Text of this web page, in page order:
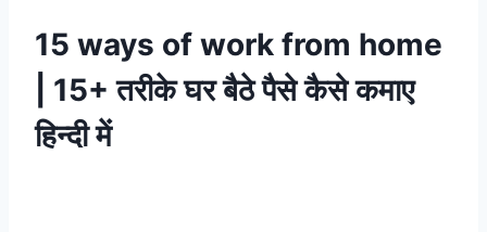
15 ways of work from home
| 15+ तरीके घर बैठे पैसे कैसे कमाए
हिन्दी में